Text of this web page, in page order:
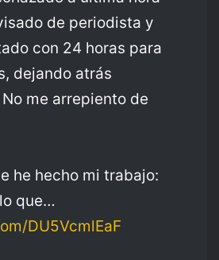
de periodista y
con 24 horas para
dejando atrás
me arrepiento de
he hecho mi trabajo:
que…
DU5VcmlEaF